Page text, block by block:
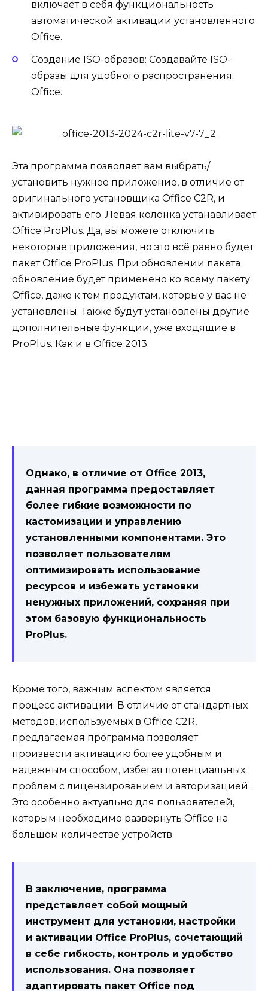
включает в себя функциональность
автоматической активации установленного
Office.
Создание ISO-образов: Создавайте ISO-
образы для удобного распространения
Office.
Эта программа позволяет вам выбрать/
установить нужное приложение, в отличие от
оригинального установщика Office C2R, и
активировать его. Левая колонка устанавливает
Office ProPlus. Да, вы можете отключить
некоторые приложения, но это всё равно будет
пакет Office ProPlus. При обновлении пакета
обновление будет применено ко всему пакету
Office, даже к тем продуктам, которые у вас не
установлены. Также будут установлены другие
дополнительные функции, уже входящие в
ProPlus. Как и в Office 2013.
Однако, в отличие от Office 2013,
данная программа предоставляет
более гибкие возможности по
кастомизации и управлению
установленными компонентами. Это
позволяет пользователям
оптимизировать использование
ресурсов и избежать установки
ненужных приложений, сохраняя при
этом базовую функциональность
ProPlus.
Кроме того, важным аспектом является
процесс активации. В отличие от стандартных
методов, используемых в Office C2R,
предлагаемая программа позволяет
произвести активацию более удобным и
надежным способом, избегая потенциальных
проблем с лицензированием и авторизацией.
Это особенно актуально для пользователей,
которым необходимо развернуть Office на
большом количестве устройств.
В заключение, программа
представляет собой мощный
инструмент для установки, настройки
и активации Office ProPlus, сочетающий
в себе гибкость, контроль и удобство
использования. Она позволяет
адаптировать пакет Office под